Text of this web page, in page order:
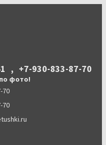
, +7-930-833-87-70
фото!
70
70